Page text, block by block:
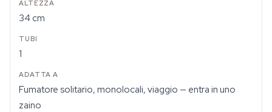
34 cm
1
Fumatore solitario, monolocali, viaggio — entra in uno
zaino